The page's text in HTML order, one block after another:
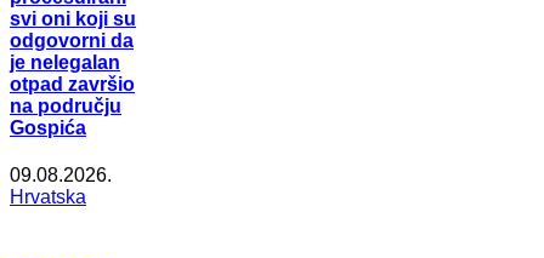
svi oni koji su
odgovorni da
je nelegalan
otpad završio
na području
Gospića
09.08.2026.
Hrvatska